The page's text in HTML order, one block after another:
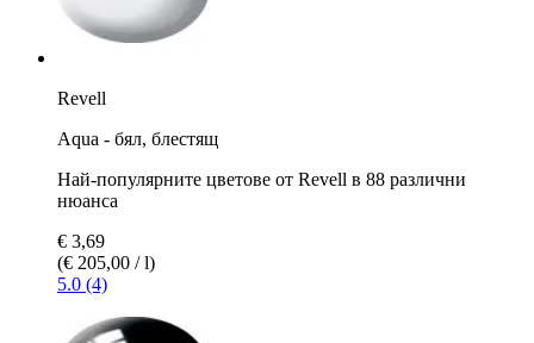
Revell
Aqua - бял, блестящ
Най-популярните цветове от Revell в 88 различни
нюанса
€ 3,69
(€ 205,00 / l)
5.0 (4)